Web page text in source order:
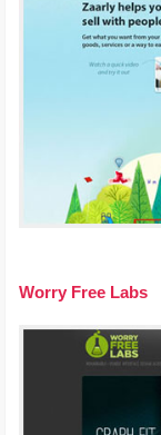
Worry Free Labs